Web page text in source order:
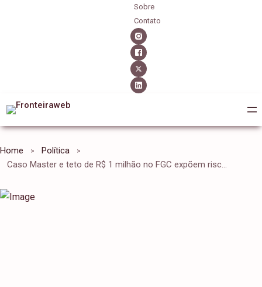
Sobre
Contato
Home
Política
Caso Master e teto de R$ 1 milhão no FGC expõem risco moral nos bancos